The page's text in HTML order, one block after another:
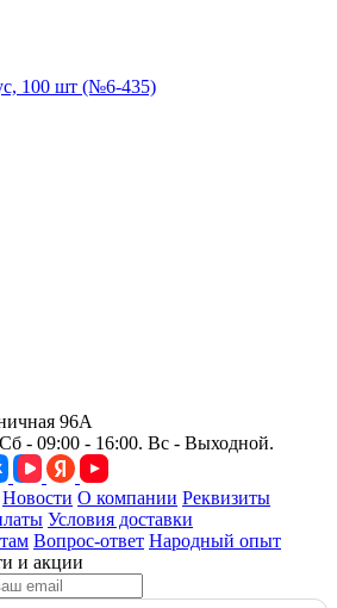
100 шт (№6-435)
96А
- 09:00 - 16:00. Вс - Выходной.
Новости О компании Реквизиты
Условия доставки
Вопрос-ответ Народный опыт
и акции